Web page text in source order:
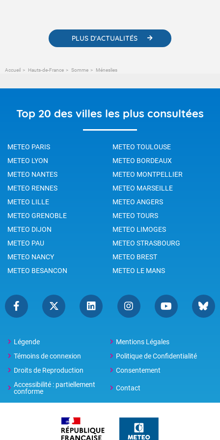
PLUS D'ACTUALITÉS
Accueil Hauts-de-France Somme Méneslies
Top 20 des villes les plus consultées
METEO PARIS
METEO TOULOUSE
METEO LYON
METEO BORDEAUX
METEO NANTES
METEO MONTPELLIER
METEO RENNES
METEO MARSEILLE
METEO LILLE
METEO ANGERS
METEO GRENOBLE
METEO TOURS
METEO DIJON
METEO LIMOGES
METEO PAU
METEO STRASBOURG
METEO NANCY
METEO BREST
METEO BESANCON
METEO LE MANS
Légende
Mentions Légales
Témoins de connexion
Politique de Confidentialité
Droits de Reproduction
Consentement
Accessibilité : partiellement
conforme
Contact